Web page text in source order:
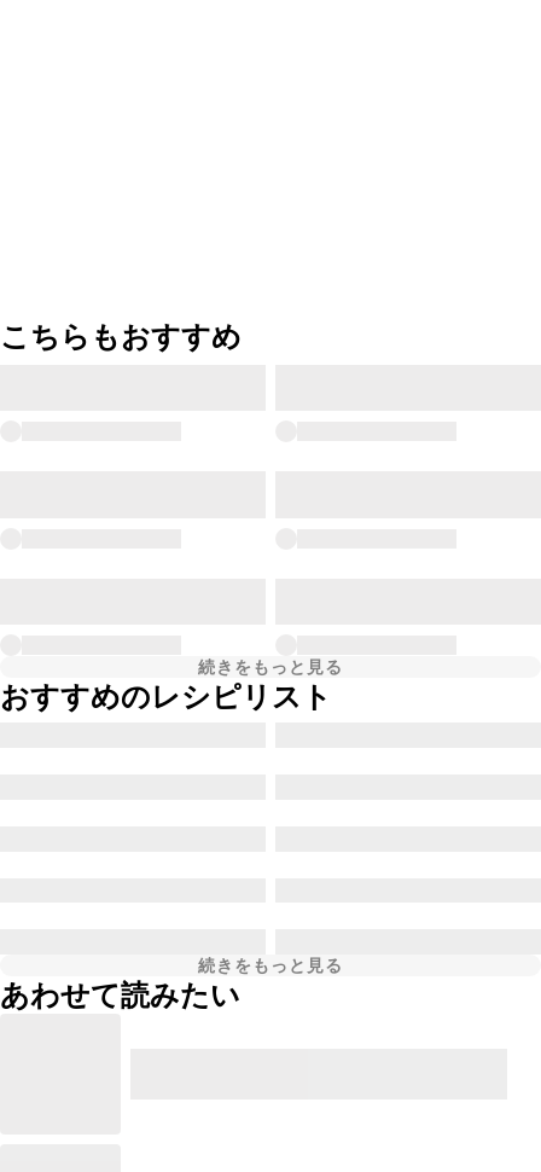
こちらもおすすめ
続きをもっと見る
おすすめのレシピリスト
続きをもっと見る
あわせて読みたい